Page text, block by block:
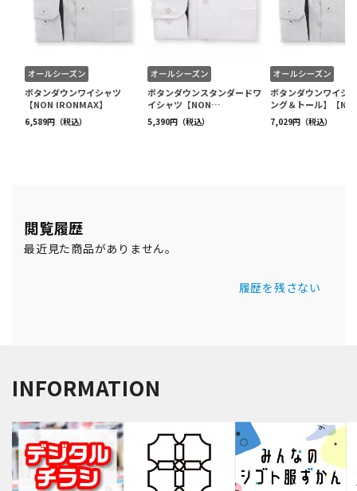
閲覧履歴
最近見た商品がありません。
履歴を残さない
INFORMATION